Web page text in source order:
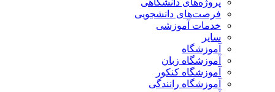
پروژه‌های دانشگاهی
فرصت‌های دانشجویی
خدمات آموزشی
سایر
آموزشگاه
آموزشگاه زبان
آموزشگاه کنکور
آموزشگاه رانندگی